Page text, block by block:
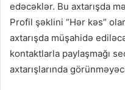
edəcəklər. Bu axtarışda
Profil şəklini “Hər kəs”
axtarışda müşahidə
kontaktlarla paylaşmağı
axtarışlarında